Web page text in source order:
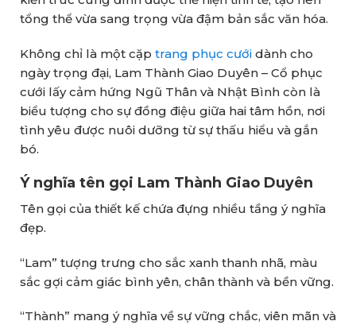
tổng thể vừa sang trọng vừa đậm bản sắc văn hóa.
Không chỉ là một cặp trang phục cưới dành cho
ngày trọng đại, Lam Thành Giao Duyên – Cổ phục
cưới lấy cảm hứng Ngũ Thân và Nhật Bình còn là
biểu tượng cho sự đồng điệu giữa hai tâm hồn, nơi
tình yêu được nuôi dưỡng từ sự thấu hiểu và gắn
bó.
Ý nghĩa tên gọi Lam Thành Giao Duyên
Tên gọi của thiết kế chứa đựng nhiều tầng ý nghĩa
đẹp.
“Lam” tượng trưng cho sắc xanh thanh nhã, màu
sắc gợi cảm giác bình yên, chân thành và bền vững.
“Thành” mang ý nghĩa về sự vững chắc, viên mãn và